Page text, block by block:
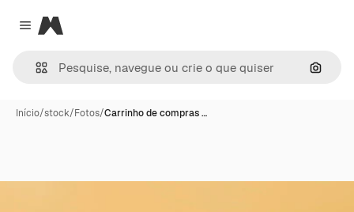
Close menu
Magnific
Início/stock/Fotos/Carrinho de compras …